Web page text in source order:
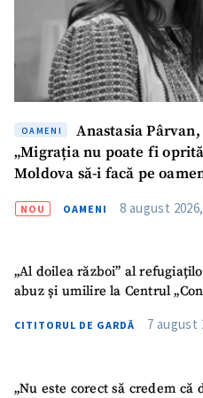
OAMENI
Anastasia
„Migrația nu poate fi
Moldova să-i facă pe
NOU OAMENI 8 august
„Al doilea război” al
abuz și umilire la Centrul
CITITORUL DE GARDĂ 7 august
„Nu este corect să credem